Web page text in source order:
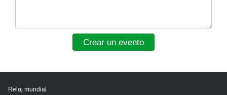
Crear un evento
Reloj mundial